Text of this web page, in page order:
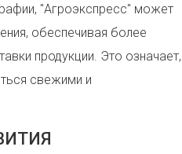
"Агроэкспресс" может
обеспечивая более
продукции. Это означает,
свежими и